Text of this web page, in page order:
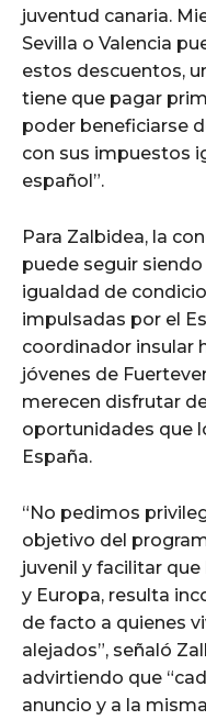
juventud canaria.
Sevilla o Valencia
estos descuentos,
tiene que pagar
poder beneficiarse
con sus impuestos
español”.
Para Zalbidea, la
puede seguir
igualdad de
impulsadas por el
coordinador insular
jóvenes de
merecen disfrutar
oportunidades que
España.
“No pedimos
objetivo del
juvenil y facilitar
y Europa, resulta
de facto a quienes
alejados”, señaló
advirtiendo que
anuncio y a la